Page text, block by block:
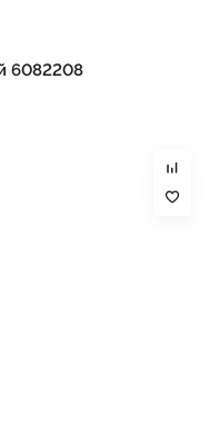
6082208